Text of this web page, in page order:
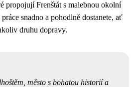
propojují Frenštát s malebnou okolní
snadno a pohodlně dostanete, ať
druhu dopravy.
město s bohatou historií a